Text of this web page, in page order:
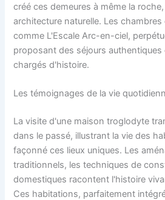
créé ces demeures à même la
architecture naturelle. Les
comme L'Escale Arc-en-ciel,
proposant des séjours authentiques
chargés d'histoire.
Les témoignages de la vie
La visite d'une maison troglodyte
dans le passé, illustrant la vie des
façonné ces lieux uniques. Les
traditionnels, les techniques de
domestiques racontent l'histoire
Ces habitations, parfaitement